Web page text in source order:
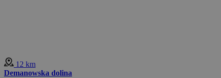
12 km
Demanowska dolina